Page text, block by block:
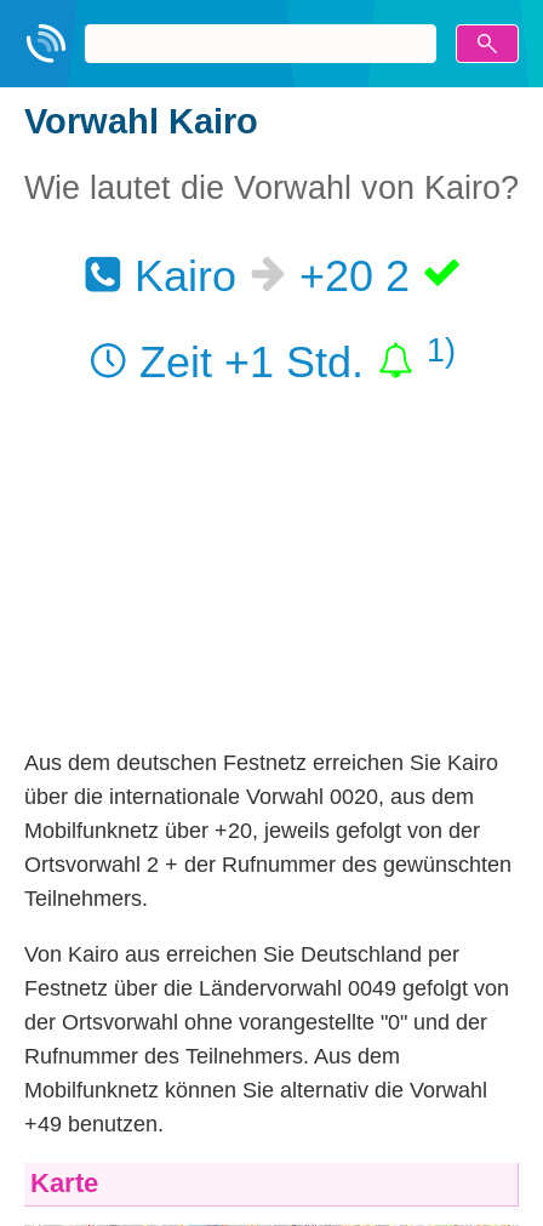
Vorwahl Kairo
Wie lautet die Vorwahl von Kairo?
Kairo
+20 2
Zeit +1 Std.
1)
Aus dem deutschen Festnetz erreichen Sie Kairo
über die internationale Vorwahl 0020, aus dem
Mobilfunknetz über +20, jeweils gefolgt von der
Ortsvorwahl 2 + der Rufnummer des gewünschten
Teilnehmers.
Von Kairo aus erreichen Sie Deutschland per
Festnetz über die Ländervorwahl 0049 gefolgt von
der Ortsvorwahl ohne vorangestellte "0" und der
Rufnummer des Teilnehmers. Aus dem
Mobilfunknetz können Sie alternativ die Vorwahl
+49 benutzen.
Karte